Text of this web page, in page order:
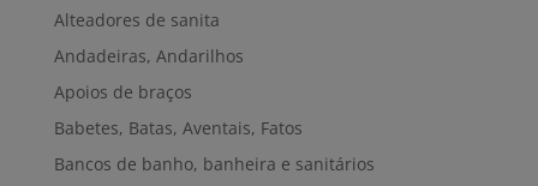
Alteadores de sanita
Andadeiras, Andarilhos
Apoios de braços
Babetes, Batas, Aventais, Fatos
Bancos de banho, banheira e sanitários